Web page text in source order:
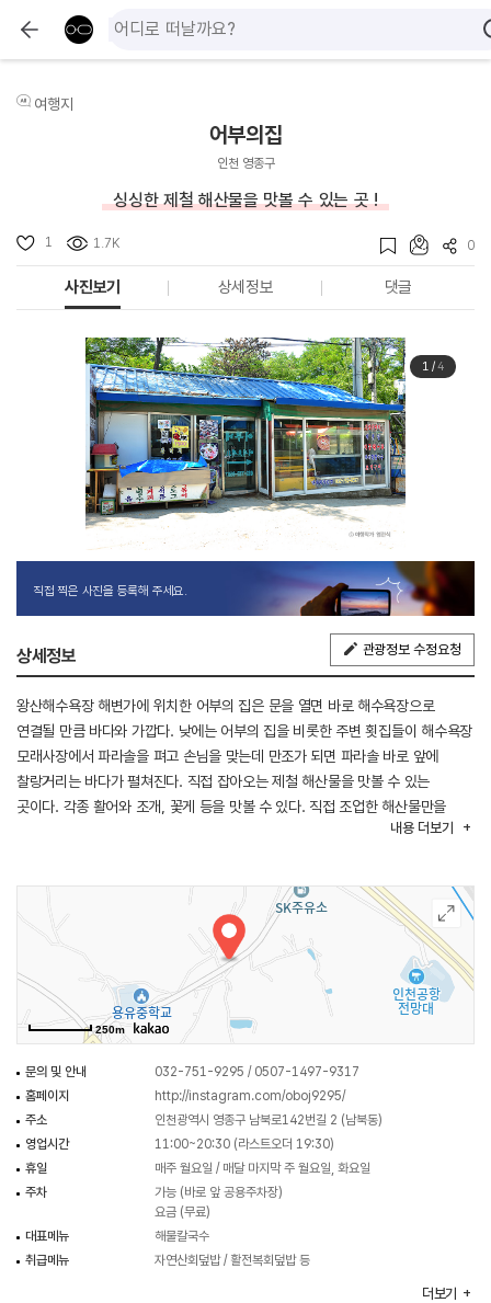
여행지
어부의집
인천 영종구
싱싱한 제철 해산물을 맛볼 수 있는 곳 !
1 1.7K 0
사진보기 상세정보 댓글
1/4
직접 찍은 사진을 등록해 주세요.
상세정보 관광정보 수정요청
왕산해수욕장 해변가에 위치한 어부의 집은 문을 열면 바로 해수욕장으로
연결될 만큼 바다와 가깝다. 낮에는 어부의 집을 비롯한 주변 횟집들이 해수욕장
모래사장에서 파라솔을 펴고 손님을 맞는데 만조가 되면 파라솔 바로 앞에
찰랑거리는 바다가 펼쳐진다. 직접 잡아오는 제철 해산물을 맛볼 수 있는
곳이다. 각종 활어와 조개, 꽃게 등을 맛볼 수 있다. 직접 조업한 해산물만을
손님상에 내기 때문에 그날 날씨와 어획량 등에 따라 주문이 불가할 수도 있다.
것이 좋다.
내용 더보기
250m
문의 및 안내
032-751-9295 / 0507-1497-9317
홈페이지
http://instagram.com/oboj9295/
주소
인천광역시 영종구 남북로142번길 2 (남북동)
영업시간
11:00~20:30 (라스트오더 19:30)
휴일
매주 월요일 / 매달 마지막 주 월요일, 화요일
주차
가능 (바로 앞 공용주차장)
요금 (무료)
대표메뉴
해물칼국수
취급메뉴
자연산회덮밥 / 활전복회덮밥 등
더보기